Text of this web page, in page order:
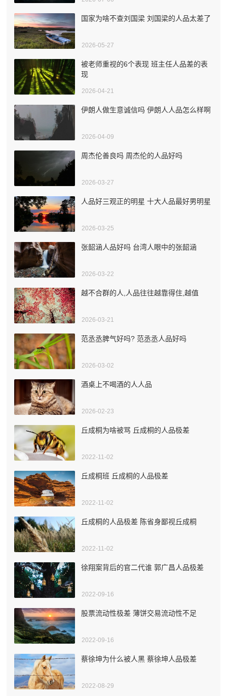
国家为啥不查刘国梁 刘国梁的人品太差了
2026-05-27
被老师重视的6个表现 班主任人品差的表
现
2026-04-21
伊朗人做生意诚信吗 伊朗人人品怎么样啊
2026-04-09
周杰伦善良吗 周杰伦的人品好吗
2026-03-27
人品好三观正的明星 十大人品最好男明星
2026-03-25
张韶涵人品好吗 台湾人眼中的张韶涵
2026-03-22
越不合群的人,人品往往越靠得住,越值
2026-03-21
范丞丞脾气好吗? 范丞丞人品好吗
2026-03-02
酒桌上不喝酒的人人品
2026-02-23
丘成桐为啥被骂 丘成桐的人品极差
2022-11-02
丘成桐班 丘成桐的人品极差
2022-11-02
丘成桐的人品极差 陈省身鄙视丘成桐
2022-11-02
徐翔案背后的官二代谁 郭广昌人品极差
2022-09-16
股票流动性极差 薄饼交易流动性不足
2022-09-16
蔡徐坤为什么被人黑 蔡徐坤人品极差
2022-08-29